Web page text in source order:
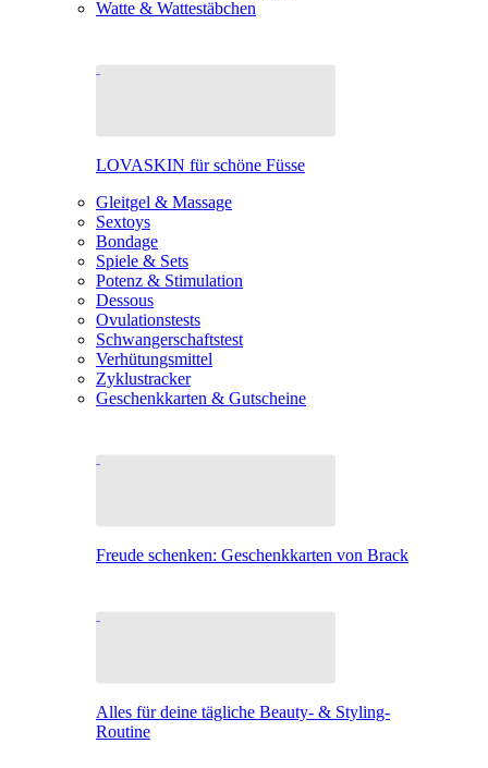
Watte & Wattestäbchen
LOVASKIN für schöne Füsse
Gleitgel & Massage
Sextoys
Bondage
Spiele & Sets
Potenz & Stimulation
Dessous
Ovulationstests
Schwangerschaftstest
Verhütungsmittel
Zyklustracker
Geschenkkarten & Gutscheine
Freude schenken: Geschenkkarten von Brack
Alles für deine tägliche Beauty- & Styling-
Routine